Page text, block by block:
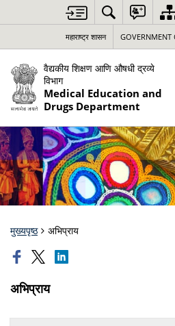
महाराष्ट्र शासन GOVERNMENT
वैद्यकीय शिक्षण आणि औषधी द्रव्ये
विभाग
Medical Education and
Drugs Department
मुख्यपृष्ठ अभिप्राय
अभिप्राय